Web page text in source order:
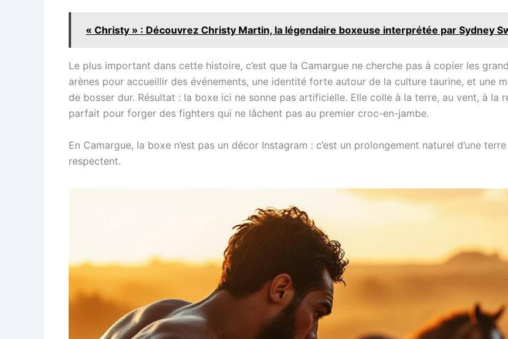
« Christy » : Découvrez Christy Martin, la légendaire boxeuse interprétée par Sydney
Le plus important dans cette histoire, c’est que la Camargue ne cherche pas à copier les
arènes pour accueillir des événements, une identité forte autour de la culture taurine, et une
de bosser dur. Résultat : la boxe ici ne sonne pas artificielle. Elle colle à la terre, au vent, à la
parfait pour forger des fighters qui ne lâchent pas au premier croc-en-jambe.
En Camargue, la boxe n’est pas un décor Instagram : c’est un prolongement naturel d’une
respectent.